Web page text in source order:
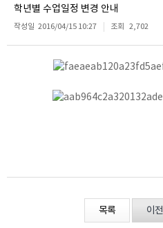
학년별 수업일정 변경 안내
작성일 2016/04/15 10:27 조회 2,702
목록 이전